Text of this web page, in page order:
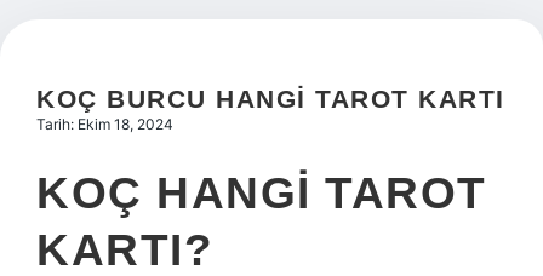
Hakkımızda
KOÇ BURCU HANGI TAROT KARTI
Tarih: Ekim 18, 2024
KOÇ HANGI TAROT
KARTI?